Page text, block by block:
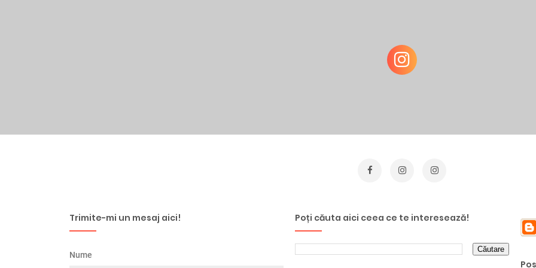
Trimite-mi un mesaj aici!
Nume
Poți căuta aici ceea ce te interesează!